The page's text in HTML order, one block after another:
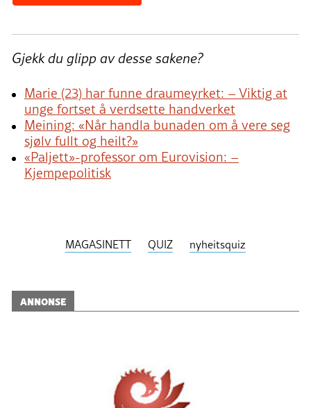
Gjekk du glipp av desse sakene?
Marie (23) har funne draumeyrket: – Viktig at
unge fortset å verdsette handverket
Meining: «Når handla bunaden om å vere seg
sjølv fullt og heilt?»
«Paljett»-professor om Eurovision: –
Kjempepolitisk
MAGASINETT QUIZ nyheitsquiz
ANNONSE